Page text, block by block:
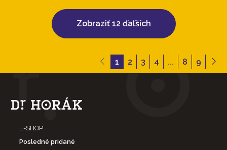
Zobraziť 12 ďaľších
1 2 3 4 ... 8 9
E-SHOP
Posledné pridané